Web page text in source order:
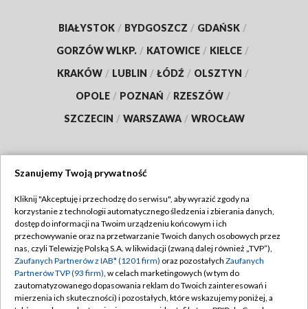
BIAŁYSTOK / BYDGOSZCZ / GDAŃSK /
GORZÓW WLKP. / KATOWICE / KIELCE /
KRAKÓW / LUBLIN / ŁÓDŹ / OLSZTYN /
OPOLE / POZNAŃ / RZESZÓW /
SZCZECIN / WARSZAWA / WROCŁAW
TVP
Abonament TVP
Emisja w TVP
Centrum informacji TVP
Naziemna Telewizja Cyfrowa
Regulamin TVP
Polityka prywatności
Moje zgody
Pomoc
Szanujemy Twoją prywatność
Kliknij "Akceptuję i przechodzę do serwisu", aby wyrazić zgody na
korzystanie z technologii automatycznego śledzenia i zbierania danych,
dostęp do informacji na Twoim urządzeniu końcowym i ich
przechowywanie oraz na przetwarzanie Twoich danych osobowych przez
nas, czyli Telewizję Polską S.A. w likwidacji (zwaną dalej również „TVP”),
Zaufanych Partnerów z IAB* (1201 firm) oraz pozostałych Zaufanych
Partnerów TVP (93 firm), w celach marketingowych (w tym do
zautomatyzowanego dopasowania reklam do Twoich zainteresowań i
mierzenia ich skuteczności) i pozostałych, które wskazujemy poniżej, a